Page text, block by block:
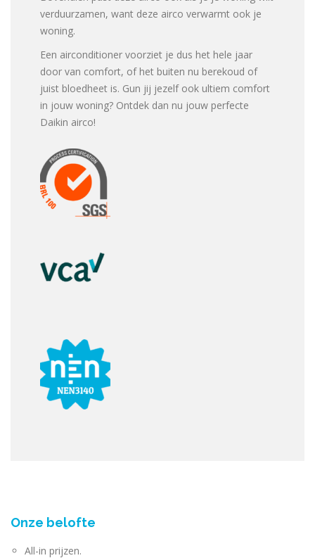
verduurzamen, want deze airco verwarmt ook je
woning.
Een airconditioner voorziet je dus het hele jaar
door van comfort, of het buiten nu berekoud of
juist bloedheet is. Gun jij jezelf ook ultiem comfort
in jouw woning? Ontdek dan nu jouw perfecte
Daikin airco!
Onze belofte
All-in prijzen.